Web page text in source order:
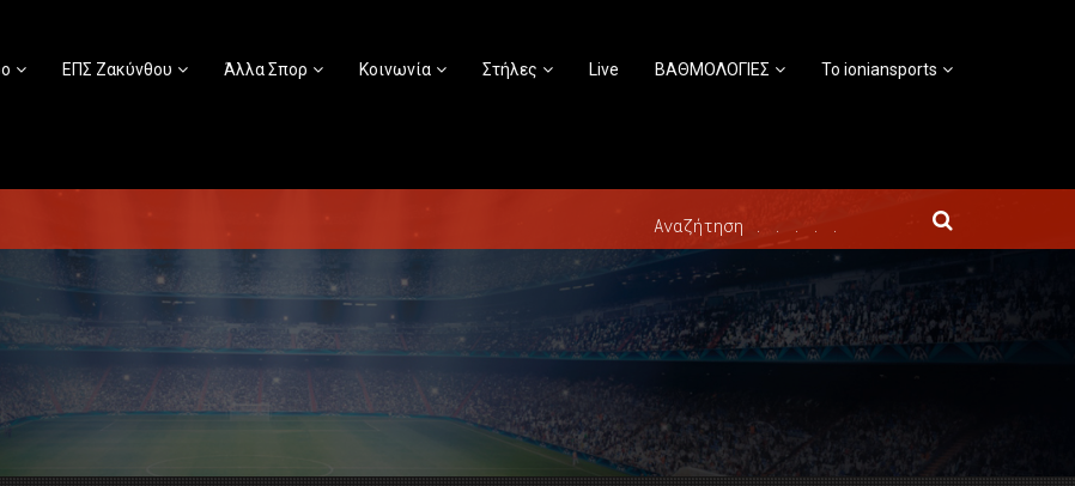
ΕΠΣ Ζακύνθου Άλλα Σπορ Κοινωνία Στήλες Live ΒΑΘΜΟΛΟΓΙΕΣ Το ioniansports